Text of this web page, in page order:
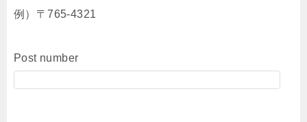
例）〒765-4321
Post number